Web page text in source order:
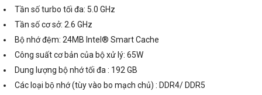
Tần số turbo tối đa: 5.0 GHz
Tần số cơ sở: 2.6 GHz
Bộ nhớ đệm: 24MB Intel® Smart Cache
Công suất cơ bản của bộ xử lý: 65W
Dung lượng bộ nhớ tối đa : 192 GB
Các loại bộ nhớ (tùy vào bo mạch chủ) : DDR4/ DDR5